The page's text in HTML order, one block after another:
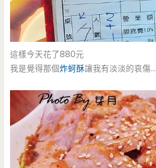
這樣今天花了880元
我是覺得那個炸蚵酥讓我有淡淡的哀傷…